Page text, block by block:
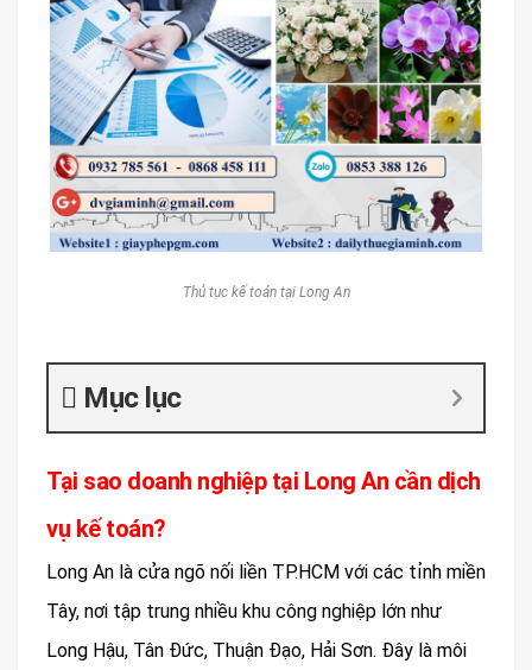
Thủ tục kế toán tại Long An
Mục lục
Tại sao doanh nghiệp tại Long An cần dịch
vụ kế toán?
Long An là cửa ngõ nối liền TP.HCM với các tỉnh miền
Tây, nơi tập trung nhiều khu công nghiệp lớn như
Long Hậu, Tân Đức, Thuận Đạo, Hải Sơn. Đây là môi